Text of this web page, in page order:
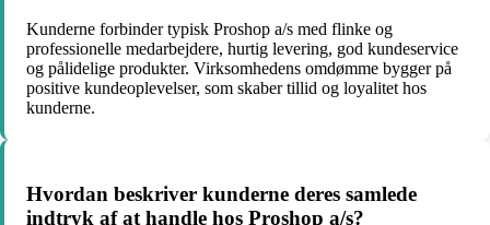
Kunderne forbinder typisk Proshop a/s med flinke og
professionelle medarbejdere, hurtig levering, god kundeservice
og pålidelige produkter. Virksomhedens omdømme bygger på
positive kundeoplevelser, som skaber tillid og loyalitet hos
kunderne.
Hvordan beskriver kunderne deres samlede
indtryk af at handle hos Proshop a/s?